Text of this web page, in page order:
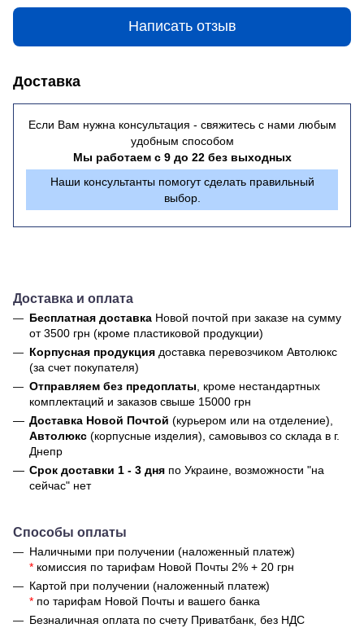
Написать отзыв
Доставка
Если Вам нужна консультация - свяжитесь с нами любым
удобным способом
Мы работаем с 9 до 22 без выходных
Наши консультанты помогут сделать правильный
выбор.
Доставка и оплата
Бесплатная доставка Новой почтой при заказе на сумму
от 3500 грн (кроме пластиковой продукции)
Корпусная продукция доставка перевозчиком Автолюкс
(за счет покупателя)
Отправляем без предоплаты , кроме нестандартных
комплектаций и заказов свыше 15000 грн
Доставка Новой Почтой (курьером или на отделение),
Автолюкс (корпусные изделия), самовывоз со склада в г.
Днепр
Срок доставки 1 - 3 дня по Украине, возможности "на
сейчас" нет
Способы оплаты
Наличными при получении (наложенный платеж)
* комиссия по тарифам Новой Почты 2% + 20 грн
Картой при получении (наложенный платеж)
* по тарифам Новой Почты и вашего банка
Безналичная оплата по счету Приватбанк, без НДС